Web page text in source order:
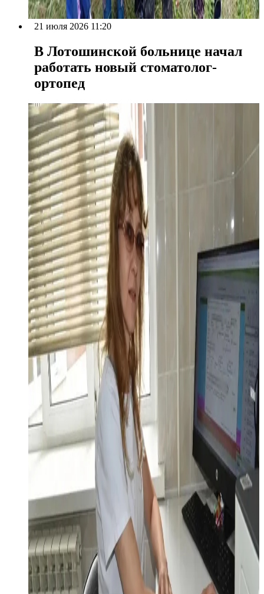
21 июля 2026 11:20
В Лотошинской больнице начал
работать новый стоматолог-
ортопед